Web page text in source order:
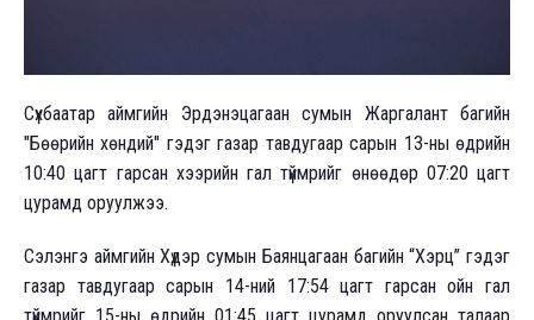
Сүхбаатар аймгийн Эрдэнэцагаан сумын Жаргалант багийн
"Бөөрийн хөндий" гэдэг газар тавдугаар сарын 13-ны өдрийн
10:40 цагт гарсан хээрийн гал түймрийг өнөөдөр 07:20 цагт
цурамд оруулжээ.
Сэлэнгэ аймгийн Хүдэр сумын Баянцагаан багийн “Хэрц” гэдэг
газар тавдугаар сарын 14-ний 17:54 цагт гарсан ойн гал
түймрийг 15-ны өдрийн 01:45 цагт цурамд оруулсан талаар